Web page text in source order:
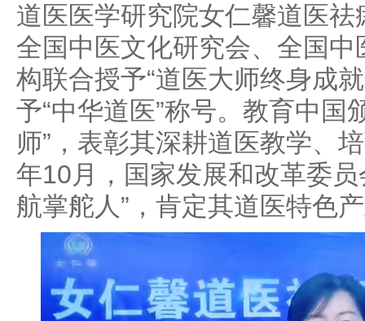
道医医学研究院女仁馨道医祛
全国中医文化研究会、全国
构联合授予“道医大师终身成
予“中华道医”称号。教育中国
师”，表彰其深耕道医教学、
年10月，国家发展和改革委
航掌舵人”，肯定其道医特色